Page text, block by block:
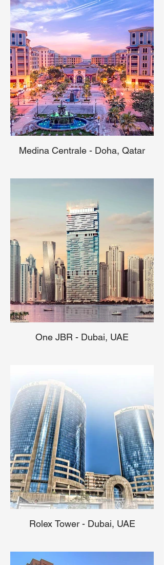
Medina Centrale - Doha, Qatar
One JBR - Dubai, UAE
Rolex Tower - Dubai, UAE